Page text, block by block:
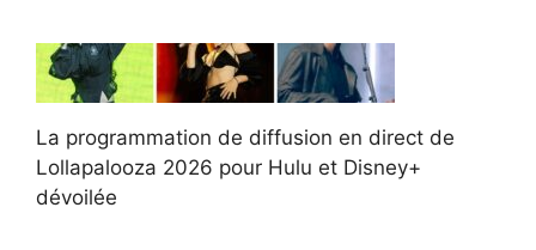
La programmation de diffusion en direct de
Lollapalooza 2026 pour Hulu et Disney+
dévoilée